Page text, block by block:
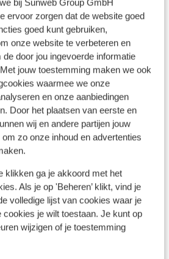
bij Sunweb Group GmbH
ervoor zorgen dat de website goed
goed kunt gebruiken,
onze website te verbeteren en
door jou ingevoerde informatie
jouw toestemming maken we ook
waarmee we onze
en onze aanbiedingen
Door het plaatsen van eerste en
wij en andere partijen jouw
zo onze inhoud en advertenties
klikken ga je akkoord met het
Als je op 'Beheren’ klikt, vind je
volledige lijst van cookies waar je
je wilt toestaan. Je kunt op
wijzigen of je toestemming
Bekijk op kaart
(mini)supermarkt
verhuur